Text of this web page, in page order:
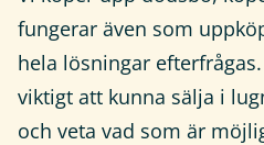
fungerar även som
hela lösningar
viktigt att kunna sälja i
och veta vad som är